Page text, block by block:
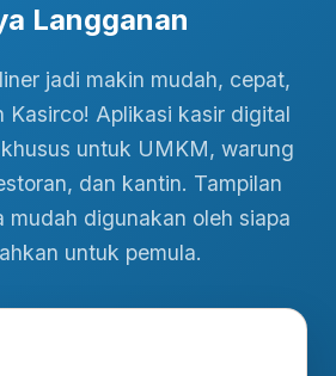
Langganan
jadi makin mudah, cepat,
Kasirco! Aplikasi kasir digital
untuk UMKM, warung
dan kantin. Tampilan
mudah digunakan oleh siapa
untuk pemula.